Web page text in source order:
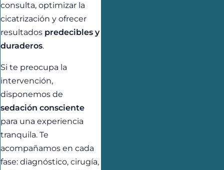
consulta, optimizar la
cicatrización y ofrecer
resultados predecibles y
duraderos.
Si te preocupa la
intervención,
disponemos de
sedación consciente
para una experiencia
tranquila. Te
acompañamos en cada
fase: diagnóstico, cirugía,